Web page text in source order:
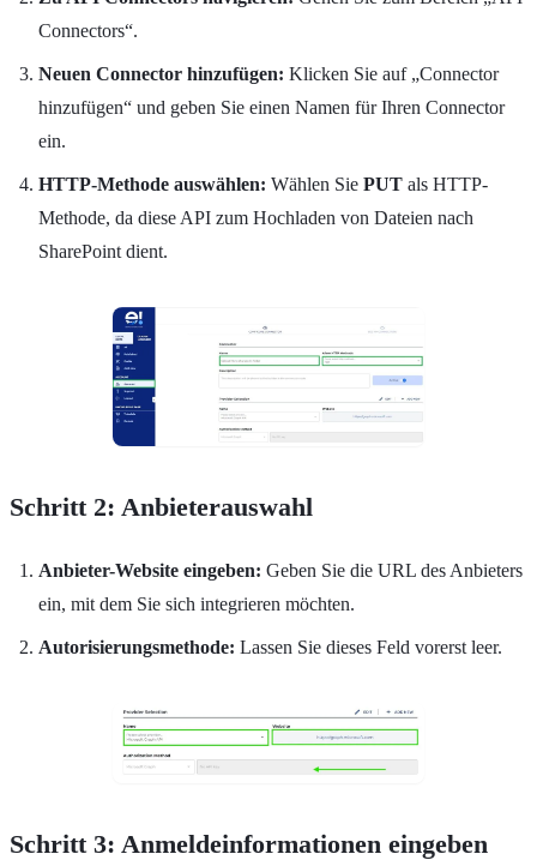
Connectors“.
Neuen Connector hinzufügen: Klicken Sie auf „Connector
hinzufügen“ und geben Sie einen Namen für Ihren Connector
ein.
HTTP-Methode auswählen: Wählen Sie PUT als HTTP-
Methode, da diese API zum Hochladen von Dateien nach
SharePoint dient.
Schritt 2: Anbieterauswahl
Anbieter-Website eingeben: Geben Sie die URL des Anbieters
ein, mit dem Sie sich integrieren möchten.
Autorisierungsmethode: Lassen Sie dieses Feld vorerst leer.
Schritt 3: Anmeldeinformationen eingeben